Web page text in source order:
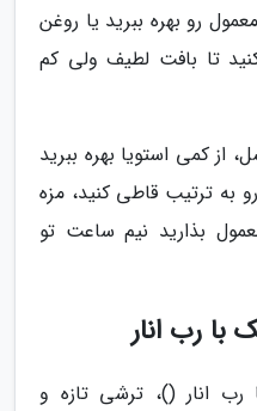
رو بهره ببرید یا روغن
تا بافت لطیف ولی کم
از کمی استویا بهره ببرید
به ترتیب قاطی کنید، مزه
بذارید نیم ساعت تو
رب انار
انار ()، ترشی تازه و